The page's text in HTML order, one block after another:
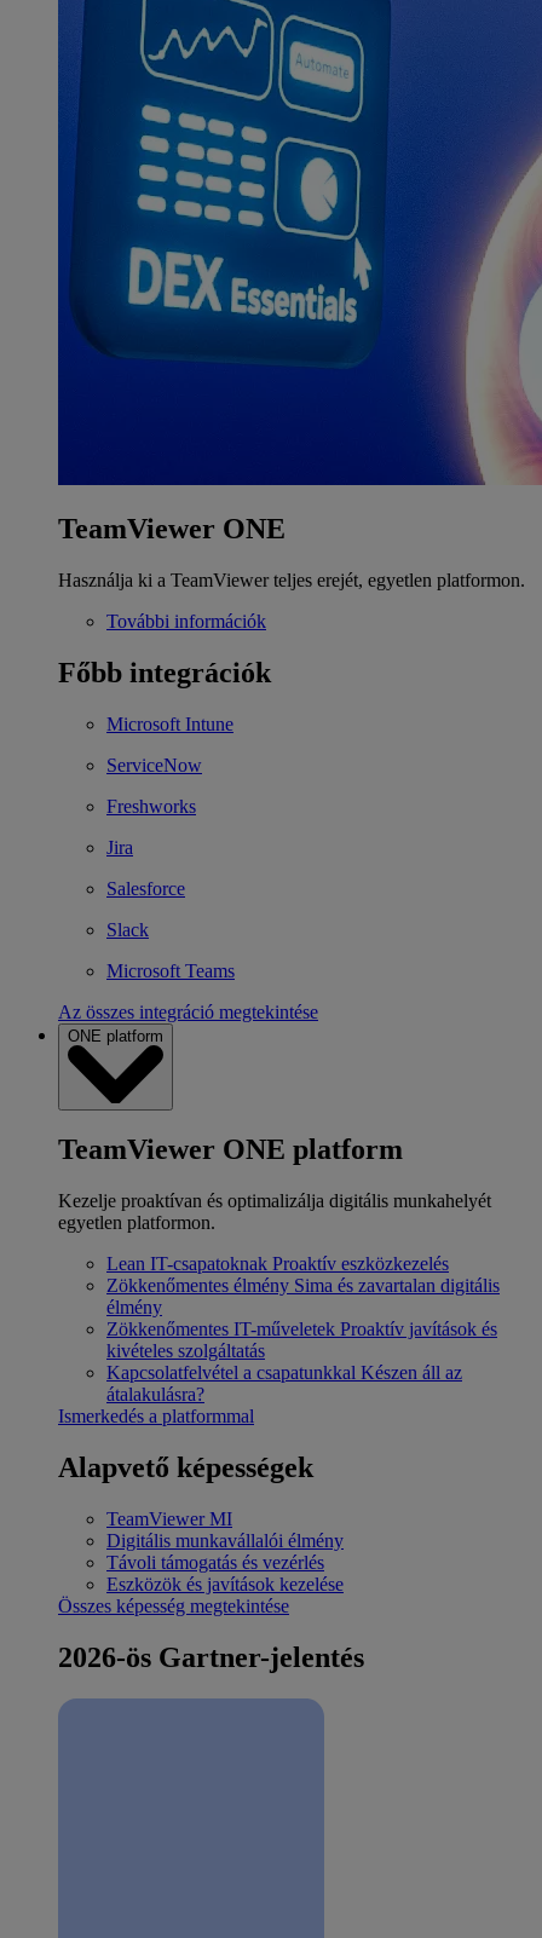
TeamViewer ONE
Használja ki a TeamViewer teljes erejét, egyetlen platformon.
További információk
Főbb integrációk
Microsoft Intune
ServiceNow
Freshworks
Jira
Salesforce
Slack
Microsoft Teams
Az összes integráció megtekintése
ONE platform
TeamViewer ONE platform
Kezelje proaktívan és optimalizálja digitális munkahelyét
egyetlen platformon.
Lean IT-csapatoknak Proaktív eszközkezelés
Zökkenőmentes élmény Sima és zavartalan digitális
élmény
Zökkenőmentes IT-műveletek Proaktív javítások és
kivételes szolgáltatás
Kapcsolatfelvétel a csapatunkkal Készen áll az
átalakulásra?
Ismerkedés a platformmal
Alapvető képességek
TeamViewer MI
Digitális munkavállalói élmény
Távoli támogatás és vezérlés
Eszközök és javítások kezelése
Összes képesség megtekintése
2026-ös Gartner-jelentés